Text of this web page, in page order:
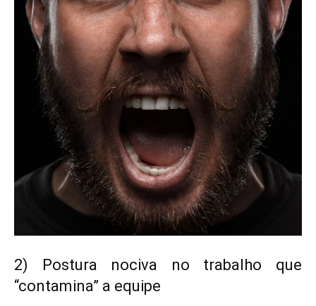
2) Postura nociva no trabalho que
“contamina” a equipe